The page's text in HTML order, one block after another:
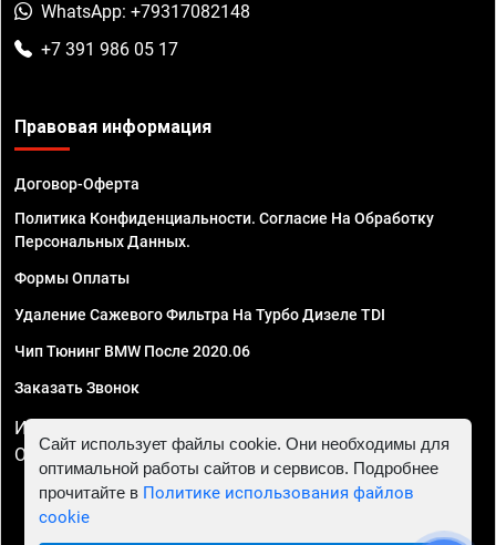
WhatsApp: +79317082148
+7 391 986 05 17
Правовая информация
Договор-Оферта
Политика Конфиденциальности. Согласие На Обработку
Персональных Данных.
Формы Оплаты
Удаление Сажевого Фильтра На Турбо Дизеле TDI
Чип Тюнинг BMW После 2020.06
Заказать Звонок
ИП Смирнов Георгий Павлович. ИНН 781302555843,
ОГРНИП 324470400032610
Сайт использует файлы cookie. Они необходимы для
оптимальной работы сайтов и сервисов. Подробнее
прочитайте в Политике использования файлов
cookie